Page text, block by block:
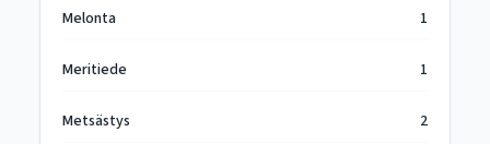
Melonta 1
Meritiede 1
Metsästys 2